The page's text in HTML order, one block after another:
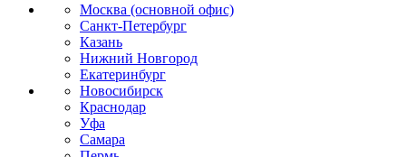
Москва (основной офис)
Санкт-Петербург
Казань
Нижний Новгород
Екатеринбург
Новосибирск
Краснодар
Уфа
Самара